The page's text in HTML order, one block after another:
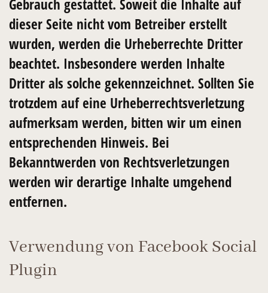
Gebrauch gestattet. Soweit die Inhalte auf
dieser Seite nicht vom Betreiber erstellt
wurden, werden die Urheberrechte Dritter
beachtet. Insbesondere werden Inhalte
Dritter als solche gekennzeichnet. Sollten Sie
trotzdem auf eine Urheberrechtsverletzung
aufmerksam werden, bitten wir um einen
entsprechenden Hinweis. Bei
Bekanntwerden von Rechtsverletzungen
werden wir derartige Inhalte umgehend
entfernen.
Verwendung von Facebook Social
Plugin